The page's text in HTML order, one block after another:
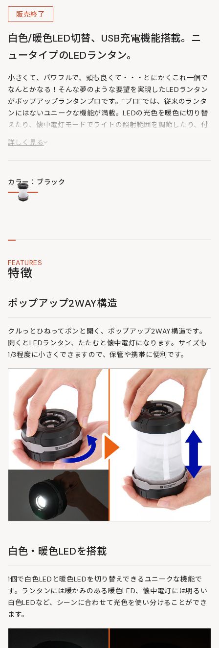
販売終了
白色/暖色LED切替、USB充電機能搭載。ニ
ュータイプのLEDランタン。
小さくて、パワフルで、頭も良くて・・・とにかくこれ一個で
なんとかなる！そんな夢のような要望を実現したLEDランタン
がポップアップランタンプロです。”プロ”では、従来のランタ
ンにはないユニークな機能が満載。LEDの光色を暖色に切り替
えたり、懐中電灯モードでライトの照射範囲を調節したり、付
は、充電することもできます。
詳しく見る
カラー：ブラック
FEATURES
特徴
ポップアップ2WAY構造
クルっとひねってポンと開く、ポップアップ2WAY構造です。
開くとLEDランタン、たたむと懐中電灯になります。サイズも
1/3程度に小さくできますので、保管や携帯に便利です。
白色・暖色LEDを搭載
1個で白色LEDと暖色LEDを切り替えできるユニークな機能で
す。ランタンには暖かみのある暖色LED、懐中電灯には明るい
白色LEDなど、シーンに合わせて光色を使い分けることができ
ます。